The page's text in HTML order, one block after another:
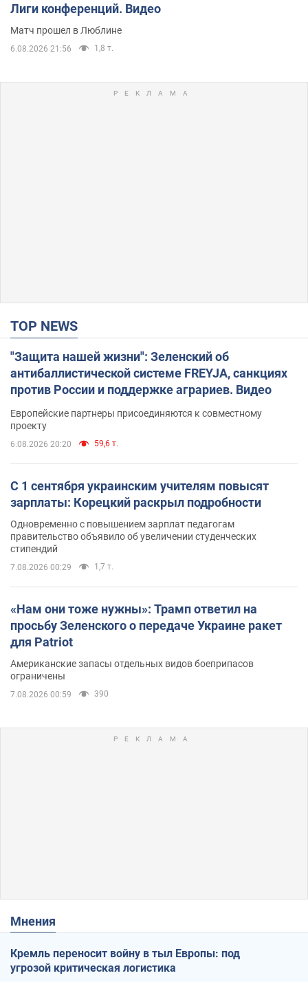
Лиги конференций. Видео
Матч прошел в Люблине
6.08.2026 21:56 1,8 т.
TOP NEWS
"Защита нашей жизни": Зеленский об
антибаллистической системе FREYJA, санкциях
против России и поддержке аграриев. Видео
Европейские партнеры присоединяются к совместному
проекту
6.08.2026 20:20 59,6 т.
С 1 сентября украинским учителям повысят
зарплаты: Корецкий раскрыл подробности
Одновременно с повышением зарплат педагогам
правительство объявило об увеличении студенческих
стипендий
7.08.2026 00:29 1,7 т.
«Нам они тоже нужны»: Трамп ответил на
просьбу Зеленского о передаче Украине ракет
для Patriot
Американские запасы отдельных видов боеприпасов
ограничены
7.08.2026 00:59 390
Мнения
Кремль переносит войну в тыл Европы: под
угрозой критическая логистика